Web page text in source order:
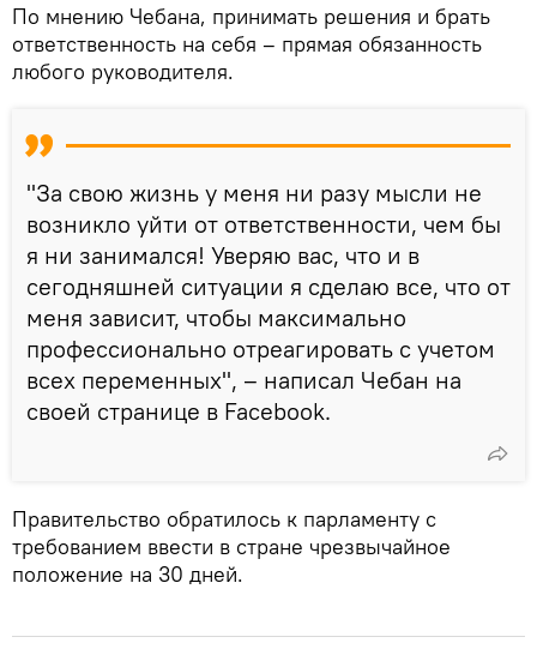
По мнению Чебана, принимать решения и брать
ответственность на себя – прямая обязанность
любого руководителя.
"За свою жизнь у меня ни разу мысли не
возникло уйти от ответственности, чем бы
я ни занимался! Уверяю вас, что и в
сегодняшней ситуации я сделаю все, что от
меня зависит, чтобы максимально
профессионально отреагировать с учетом
всех переменных", – написал Чебан на
своей странице в Facebook.
Правительство обратилось к парламенту с
требованием ввести в стране чрезвычайное
положение на 30 дней.